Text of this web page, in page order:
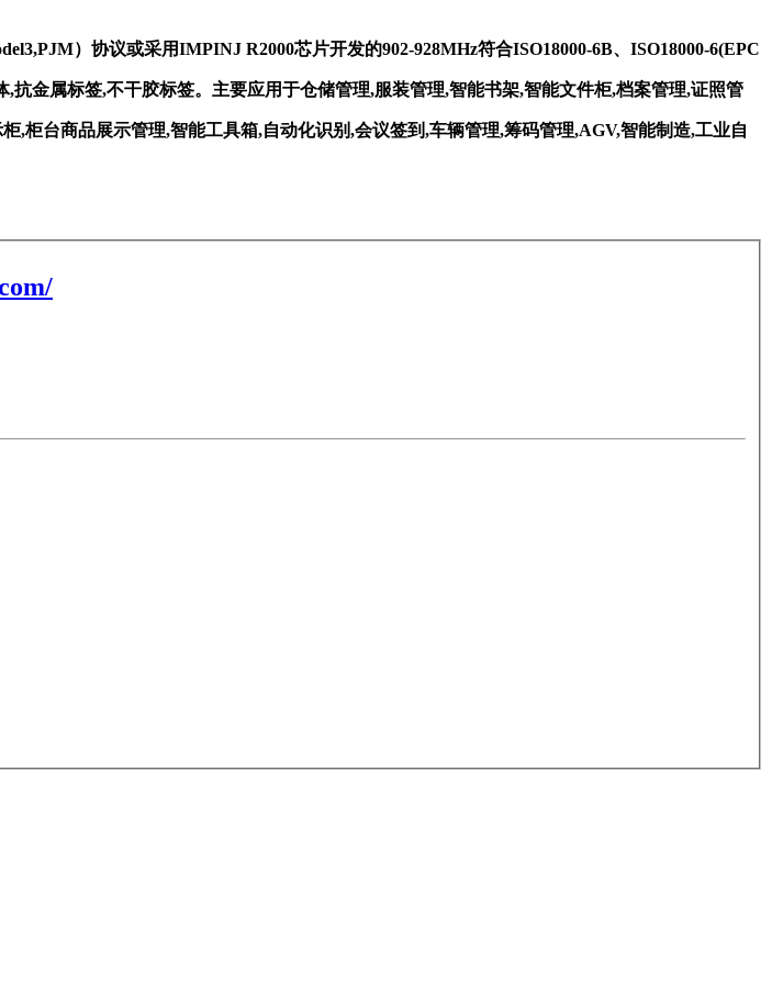
）协议或采用IMPINJ R2000芯片开发的902-928MHz符合ISO18000-6B、ISO18000-6(EPC
金属标签,不干胶标签。主要应用于仓储管理,服装管理,智能书架,智能文件柜,档案管理,证照管
柜台商品展示管理,智能工具箱,自动化识别,会议签到,车辆管理,筹码管理,AGV,智能制造,工业自